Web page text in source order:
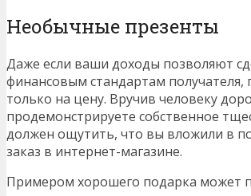
Необычные презенты
Даже если ваши доходы позволяют
финансовым стандартам
только на цену. Вручив человеку
продемонстрируете собственное
должен ощутить, что вы вложили в
заказ в интернет-магазине.
Примером хорошего подарка может